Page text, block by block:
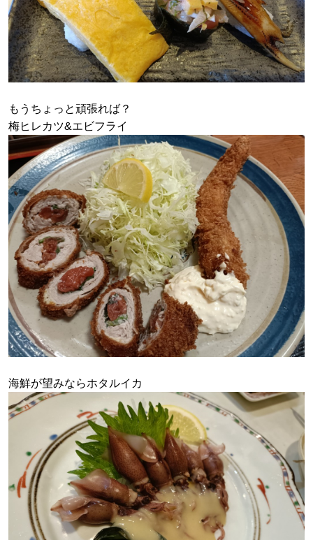
もうちょっと頑張れば？
梅ヒレカツ&エビフライ
海鮮が望みならホタルイカ